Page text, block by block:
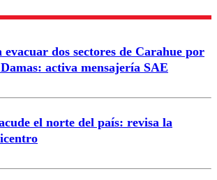
Enviar comentario
evacuar dos sectores de Carahue por
activa mensajería SAE
el norte del país: revisa la